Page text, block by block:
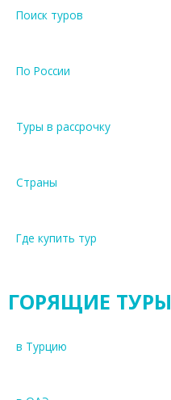
Поиск туров
По России
Туры в рассрочку
Страны
Где купить тур
ГОРЯЩИЕ ТУРЫ
в Турцию